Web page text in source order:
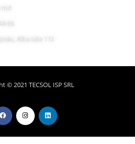
66
Alba Iulia 113
© 2021 TECSOL ISP SRL